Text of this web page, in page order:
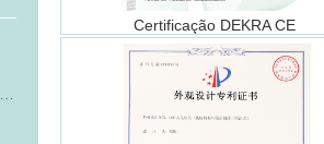
Certificação DEKRA CE